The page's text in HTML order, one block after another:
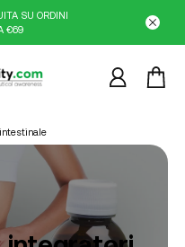
SU ORDINI
€69